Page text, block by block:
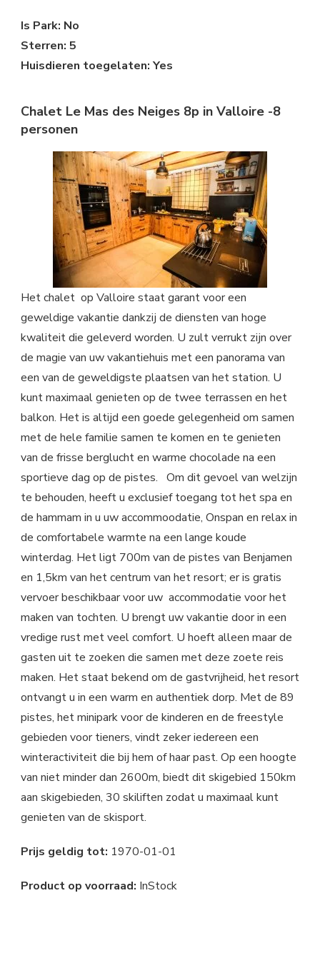
Is Park: No
Sterren: 5
Huisdieren toegelaten: Yes
Chalet Le Mas des Neiges 8p in Valloire -8
personen
Het chalet op Valloire staat garant voor een
geweldige vakantie dankzij de diensten van hoge
kwaliteit die geleverd worden. U zult verrukt zijn over
de magie van uw vakantiehuis met een panorama van
een van de geweldigste plaatsen van het station. U
kunt maximaal genieten op de twee terrassen en het
balkon. Het is altijd een goede gelegenheid om samen
met de hele familie samen te komen en te genieten
van de frisse berglucht en warme chocolade na een
sportieve dag op de pistes. Om dit gevoel van welzijn
te behouden, heeft u exclusief toegang tot het spa en
de hammam in u uw accommoodatie, Onspan en relax in
de comfortabele warmte na een lange koude
winterdag. Het ligt 700m van de pistes van Benjamen
en 1,5km van het centrum van het resort; er is gratis
vervoer beschikbaar voor uw accommodatie voor het
maken van tochten. U brengt uw vakantie door in een
vredige rust met veel comfort. U hoeft alleen maar de
gasten uit te zoeken die samen met deze zoete reis
maken. Het staat bekend om de gastvrijheid, het resort
ontvangt u in een warm en authentiek dorp. Met de 89
pistes, het minipark voor de kinderen en de freestyle
gebieden voor tieners, vindt zeker iedereen een
winteractiviteit die bij hem of haar past. Op een hoogte
van niet minder dan 2600m, biedt dit skigebied 150km
aan skigebieden, 30 skiliften zodat u maximaal kunt
genieten van de skisport.
Prijs geldig tot: 1970-01-01
Product op voorraad: InStock